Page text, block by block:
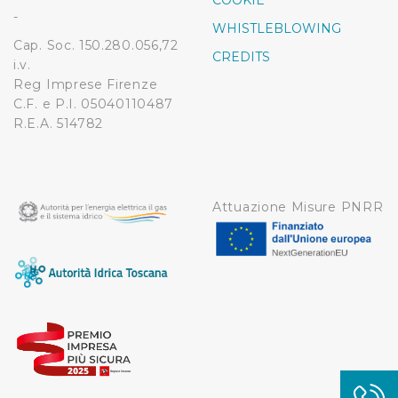
fruibile il sito web abilitandone funzionalità di base quali
la navigazione sulle pagine e l'accesso alle aree
traffico sul nostro sito web, per personalizzare
contenuti ed annunci e per fornire funzionalità dei social
media, condividendo informazioni sul modo in cui
l’Utente utilizza il nostro sito con i nostri partner. Tali
soggetti, che si occupano di analisi dei dati web,
informazioni ricevute con altre informazioni che l’Utente
ha fornito loro o che hanno raccolto dal suo utilizzo dei
loro servizi.
-
Cap. Soc. 150.280.056,72
i.v.
Reg Imprese Firenze
C.F. e P.I. 05040110487
R.E.A. 514782
WHISTLEBLOWING
CREDITS
Attuazione Misure PNRR